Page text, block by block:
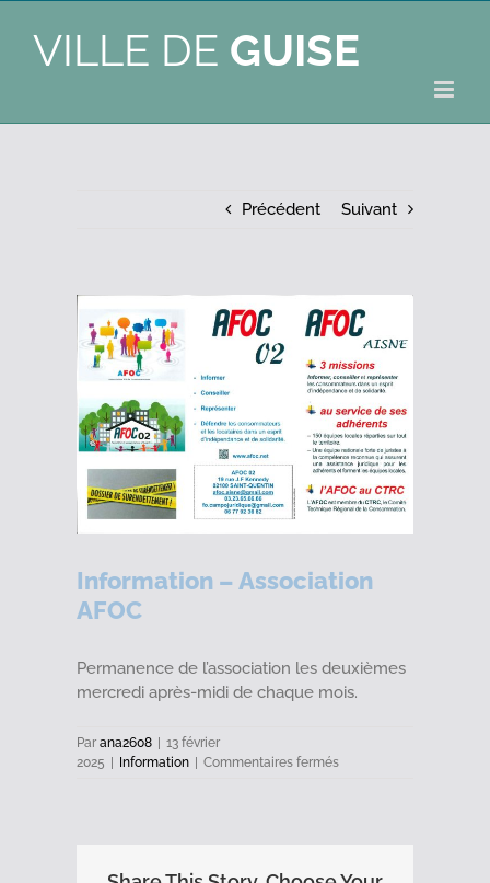
VILLE DE GUISE
Précédent Suivant
Voir
l'image
agrandie
Information – Association
AFOC
Permanence de l’association les deuxièmes
mercredi après-midi de chaque mois.
Par ana2608 | 13 février
2025 | Information | Commentaires ferméssur